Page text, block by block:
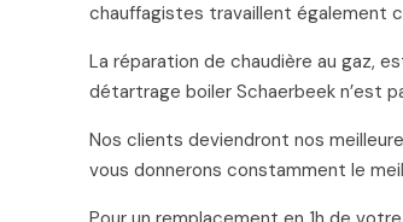
chauffagistes travaillent également
La réparation de chaudière au gaz,
détartrage boiler Schaerbeek n’est
Nos clients deviendront nos
vous donnerons constamment le